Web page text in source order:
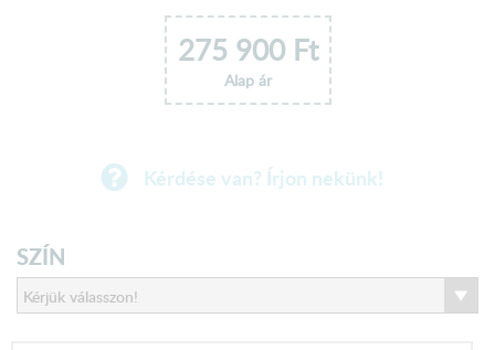
275 900Ft
Alap ár
Kérdése van? Írjon nekünk!
SZÍN